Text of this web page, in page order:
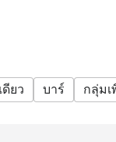
ยว บาร์ กลุ่ม